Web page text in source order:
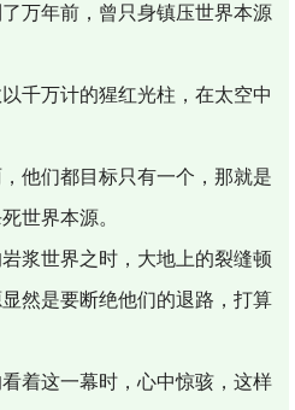
万年前，曾只身镇压世界本源
千万计的猩红光柱，在太空中
他们都目标只有一个，那就是
世界本源。
浆世界之时，大地上的裂缝顿
然是要断绝他们的退路，打算
着这一幕时，心中惊骇，这样